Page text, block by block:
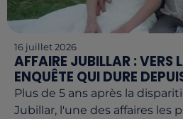
16 juillet 2026
AFFAIRE JUBILLAR : VERS
ENQUÊTE QUI DURE
Plus de 5 ans après la
Jubillar, l'une des affaires les